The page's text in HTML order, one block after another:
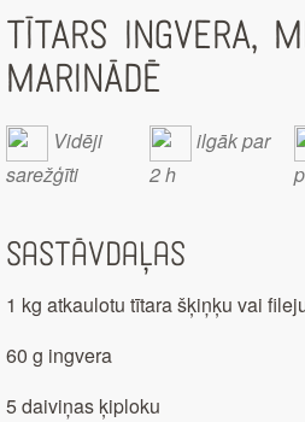
TĪTARS INGVERA,
MARINĀDĒ
Vidēji
sarežģīti
ilgāk par
2 h
Sastāvdaļas
1 kg atkaulotu tītara šķiņķu vai
60 g ingvera
5 daiviņas ķiploku